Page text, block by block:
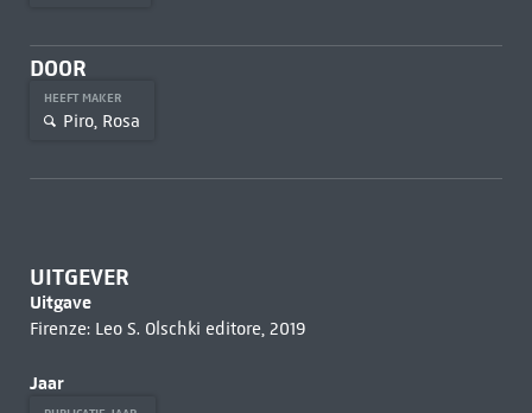
DOOR
HEEFT MAKER
Piro, Rosa
UITGEVER
Uitgave
Firenze: Leo S. Olschki editore, 2019
Jaar